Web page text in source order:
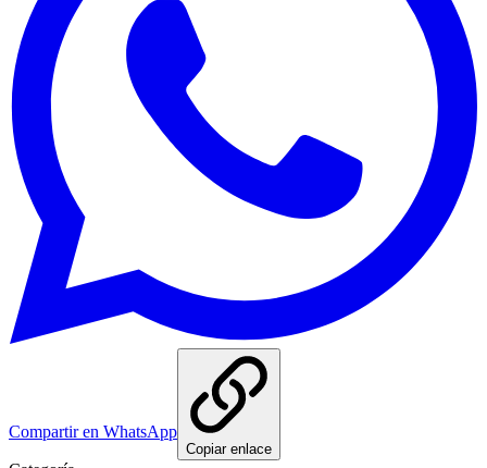
Compartir en WhatsApp
Copiar enlace